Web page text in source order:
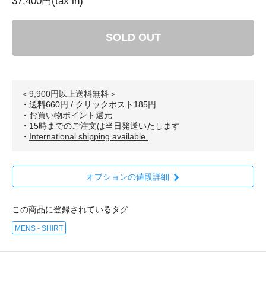
SOLD OUT
＜9,900円以上送料無料＞
・送料660円 / クリックポスト185円
・ お買い物ポイント還元
・15時までのご注文は当日発送いたします
・ International shipping available.
オプションの値段詳細
この商品に登録されているタグ
MENS - SHIRT